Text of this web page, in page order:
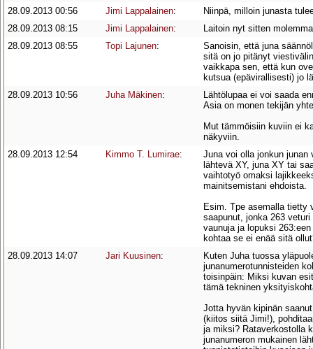
28.09.2013 00:56
Jimi Lappalainen:
Niinpä, milloin junasta
28.09.2013 08:15
Jimi Lappalainen:
Laitoin nyt sitten
28.09.2013 08:55
Topi Lajunen:
Sanoisin, että juna
sitä on jo pitänyt
vaikkapa sen, että kun
kutsua (epävirallisesti) jo
28.09.2013 10:56
Juha Mäkinen:
Lähtölupaa ei voi saada
Asia on monen tekijän
Mut tämmöisiin kuviin ei
näkyviin.
28.09.2013 12:54
Kimmo T. Lumirae:
Juna voi olla jonkun
lähtevä XY, juna XY tai
vaihtotyö omaksi
mainitsemistani ehdoista.
Esim. Tpe asemalla tietty
saapunut, jonka 263
vaunuja ja lopuksi
kohtaa se ei enää sitä
28.09.2013 14:07
Jari Kuusinen:
Kuten Juha tuossa
junanumerotunnisteiden
toisinpäin: Miksi kuvan
tämä tekninen
Jotta hyvän kipinän
(kiitos siitä Jimi!),
ja miksi? Rataverkostolla
junanumeron mukainen